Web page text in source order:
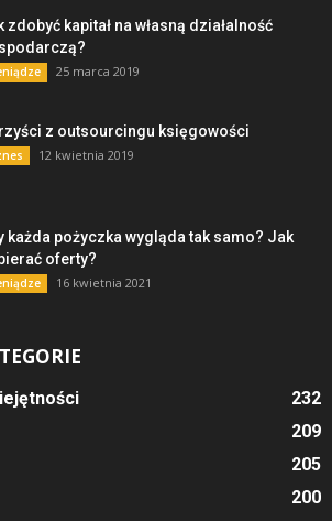
zdobyć kapitał na własną działalność
25 marca 2019
z outsourcingu księgowości
12 kwietnia 2019
każda pożyczka wygląda tak samo? Jak
oferty?
16 kwietnia 2021
232
209
205
200